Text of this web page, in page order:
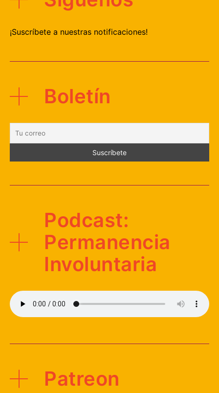
¡Suscríbete a nuestras notificaciones!
Boletín
Podcast:
Permanencia
Involuntaria
Patreon